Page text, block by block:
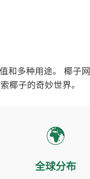
和多种用途。 椰子网
椰子的奇妙世界。
🌍
全球分布